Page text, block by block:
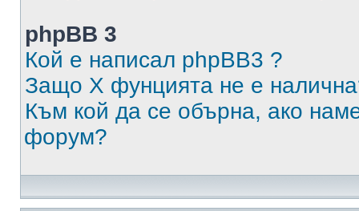
phpBB 3
Кой е написал phpBB3 ?
Защо X фунцията не е
Към кой да се обърна, ако
форум?